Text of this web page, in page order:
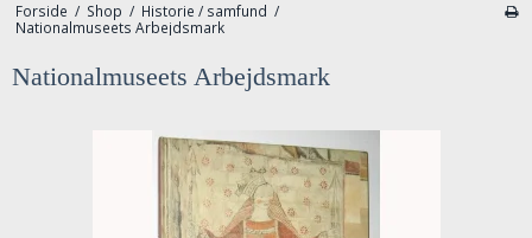
Forside / Shop / Historie / samfund /
Nationalmuseets Arbejdsmark
Nationalmuseets Arbejdsmark